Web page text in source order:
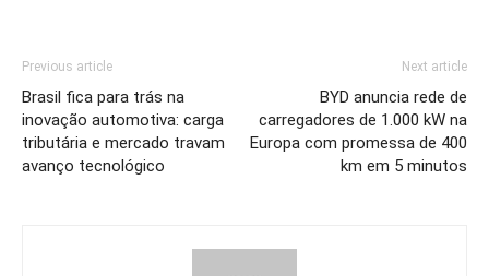
Previous article
Brasil fica para trás na
inovação automotiva: carga
tributária e mercado travam
avanço tecnológico
Next article
BYD anuncia rede de
carregadores de 1.000 kW na
Europa com promessa de 400
km em 5 minutos